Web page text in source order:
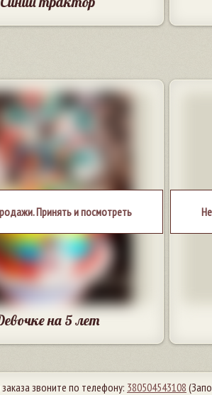
Принять и посмотреть
на 5 лет
звоните по телефону: 380504543108